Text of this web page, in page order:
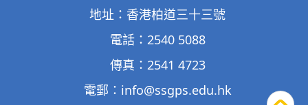
地址：香港柏道三十三號
電話：2540 5088
傳真：2541 4723
電郵： info@ssgps.edu.hk